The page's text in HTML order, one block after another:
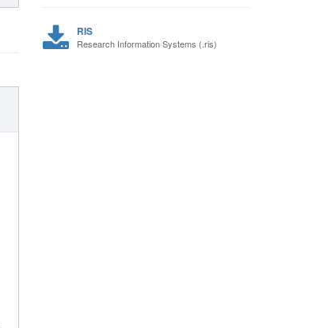
RIS
Research Information Systems (.ris)